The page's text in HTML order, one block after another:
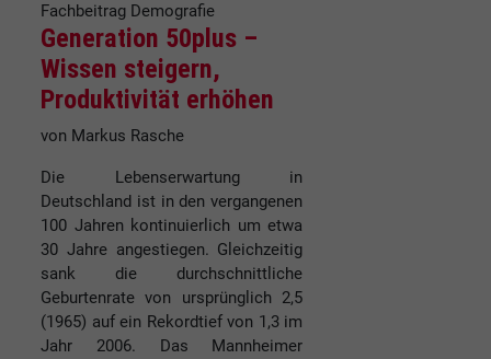
Fachbeitrag Demografie
Generation 50plus –
Wissen steigern,
Produktivität erhöhen
von Markus Rasche
Die Lebenserwartung in
Deutschland ist in den vergangenen
100 Jahren kontinuierlich um etwa
30 Jahre angestiegen. Gleichzeitig
sank die durchschnittliche
Geburtenrate von ursprünglich 2,5
(1965) auf ein Rekordtief von 1,3 im
Jahr 2006. Das Mannheimer